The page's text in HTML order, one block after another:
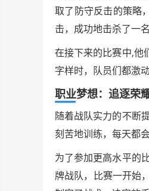
取了防守反击的策略
击，成功地击杀了一
在接下来的比赛中,他
字样时，队员们都激
职业梦想：追逐荣
随着战队实力的不断
刻苦地训练，每天都
为了参加更高水平的
牌战队，比赛一开始